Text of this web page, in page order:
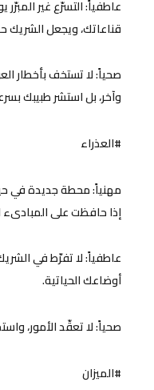
عاطفياً: التسرّع غير
قناعاتك، ويجعل الشريك
صحياً: لا تستخف بأخطار
وآخر، بل استشر طبيبك
#العذراء
مهنياً: محطة جديدة في
إذا حافظت على المبادىء
عاطفياً: لا تفرّط في
أوضاعك الحياتية.
صحياً: لا تعقّد الأمور،
#الميزان